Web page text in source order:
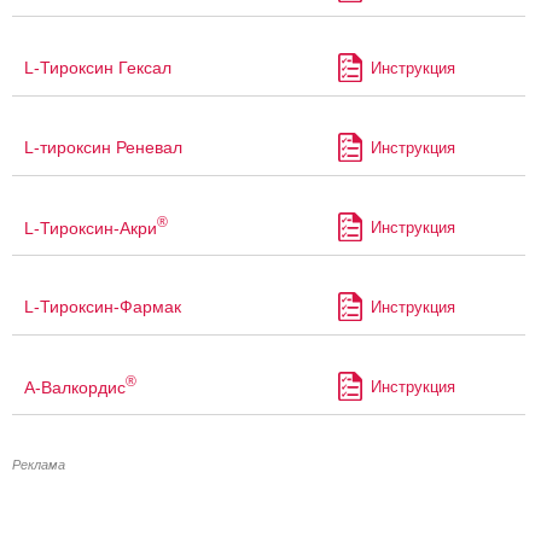
L-Тироксин Гексал Инструкция
L-тироксин Реневал Инструкция
L-Тироксин-Акри® Инструкция
L-Тироксин-Фармак Инструкция
А-Валкордис® Инструкция
Реклама